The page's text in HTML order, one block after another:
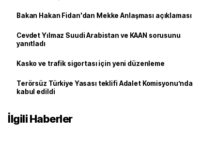
Bakan Hakan Fidan'dan Mekke Anlaşması açıklaması
Cevdet Yılmaz Suudi Arabistan ve KAAN sorusunu
yanıtladı
Kasko ve trafik sigortası için yeni düzenleme
Terörsüz Türkiye Yasası teklifi Adalet Komisyonu’nda
kabul edildi
İlgili Haberler